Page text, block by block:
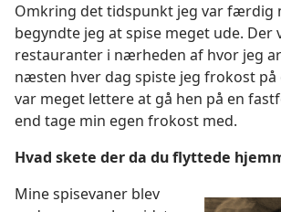
Omkring det tidspunkt jeg var færdig
begyndte jeg at spise meget ude.
restauranter i nærheden af hvor jeg
næsten hver dag spiste jeg frokost på
var meget lettere at gå hen på en
end tage min egen frokost med.
Hvad skete der da du flyttede
Mine spisevaner blev